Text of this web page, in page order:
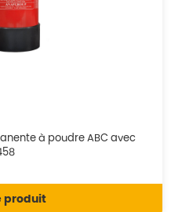
à poudre ABC avec
produit